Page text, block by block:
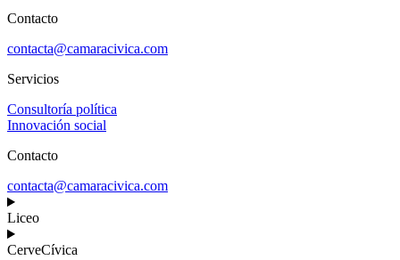
Contacto
contacta@camaracivica.com
Servicios
Consultoría política
Innovación social
Contacto
contacta@camaracivica.com
Liceo
CerveCívica